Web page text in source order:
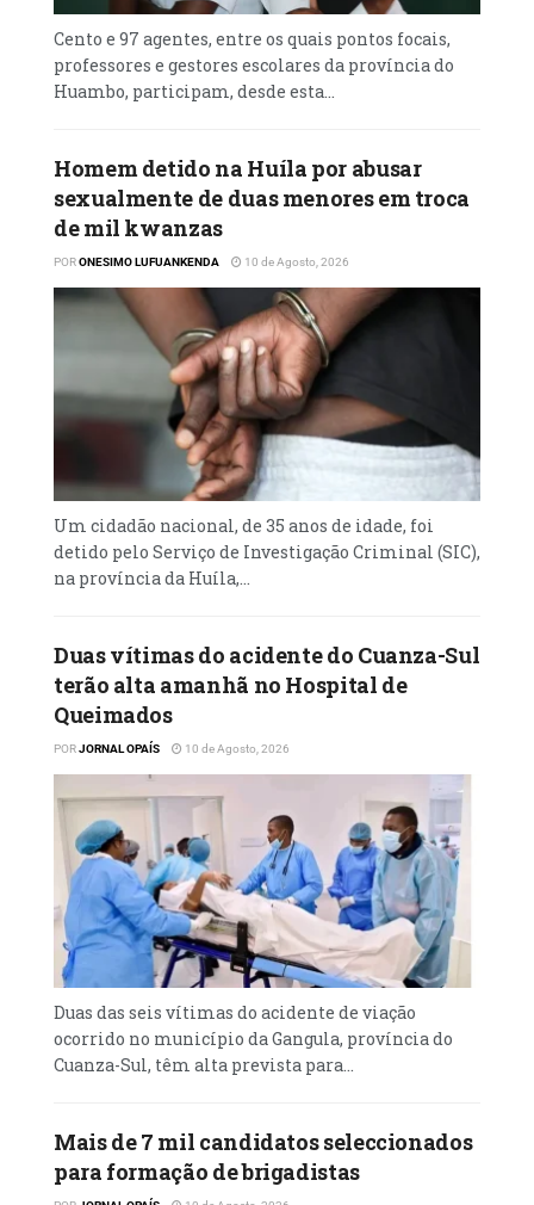
Cento e 97 agentes, entre os quais pontos focais,
professores e gestores escolares da província do
Huambo, participam, desde esta...
Homem detido na Huíla por abusar
sexualmente de duas menores em troca
de mil kwanzas
PORONESIMO LUFUANKENDA 10 de Agosto, 2026
Um cidadão nacional, de 35 anos de idade, foi
detido pelo Serviço de Investigação Criminal (SIC),
na província da Huíla,...
Duas vítimas do acidente do Cuanza-Sul
terão alta amanhã no Hospital de
Queimados
PORJORNAL OPAÍS 10 de Agosto, 2026
Duas das seis vítimas do acidente de viação
ocorrido no município da Gangula, província do
Cuanza-Sul, têm alta prevista para...
Mais de 7 mil candidatos seleccionados
para formação de brigadistas